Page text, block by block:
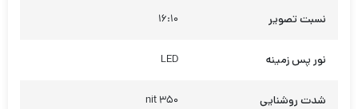
نسبت تصویر 16:10
نور پس زمینه LED
شدت روشنایی 350 nit